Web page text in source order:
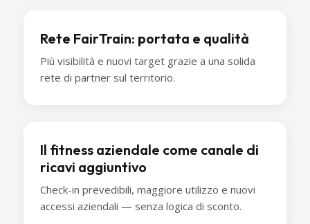
Rete FairTrain: portata e qualità
Più visibilità e nuovi target grazie a una solida
rete di partner sul territorio.
Il fitness aziendale come canale di
ricavi aggiuntivo
Check-in prevedibili, maggiore utilizzo e nuovi
accessi aziendali — senza logica di sconto.